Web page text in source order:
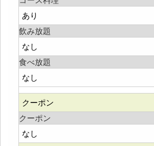
あり
飲み放題
なし
食べ放題
なし
クーポン
クーポン
なし